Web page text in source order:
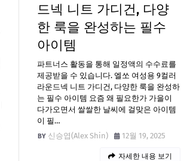
드넥 니트 가디건, 다양
한 룩을 완성하는 필수
아이템
파트너스 활동을 통해 일정액의 수수료를
제공받을 수 있습니다. 엘쏘 여성용 9컬러
라운드넥 니트 가디건, 다양한 룩을 완성하
는 필수 아이템 요즘 왜 필요한가 가을이
다가오면서 쌀쌀한 날씨에 걸맞은 아이템
이 필…
신승엽(Alex Shin)
12월 19, 2025
자세한 내용 보기